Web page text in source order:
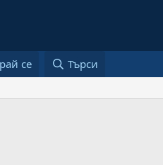
се Търси